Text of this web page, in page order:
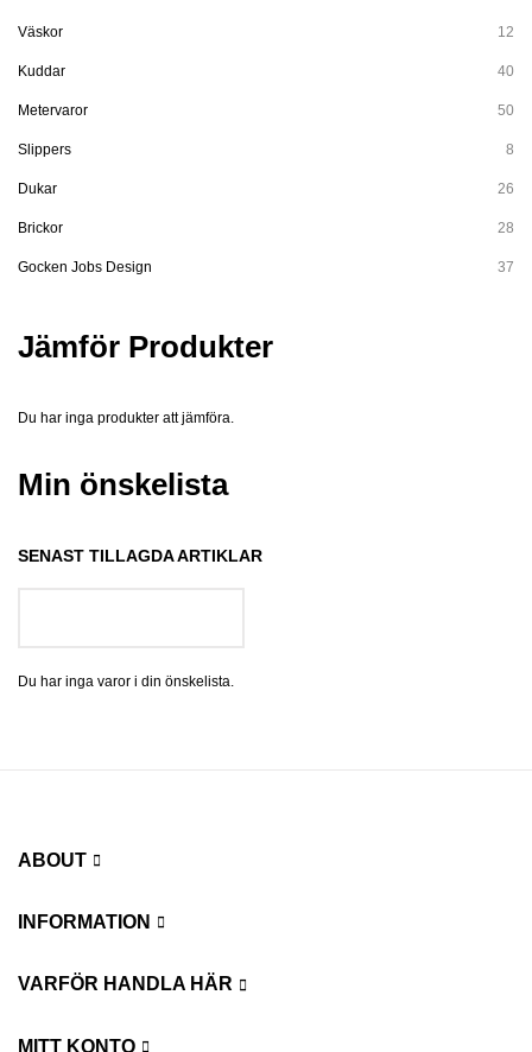
Väskor 12
Kuddar 40
Metervaror 50
Slippers 8
Dukar 26
Brickor 28
Gocken Jobs Design 37
Jämför Produkter
Du har inga produkter att jämföra.
Min önskelista
SENAST TILLAGDA ARTIKLAR
Du har inga varor i din önskelista.
ABOUT
INFORMATION
VARFÖR HANDLA HÄR
MITT KONTO